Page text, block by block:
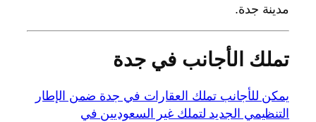
مدينة جدة.
تملك الأجانب في جدة
يمكن للأجانب تملك العقارات في جدة ضمن الإطار
التنظيمي الجديد لتملك غير السعوديين في